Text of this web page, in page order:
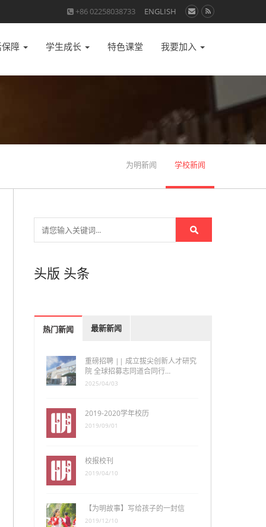
+86 02258038733 ENGLISH
障 学生成长 特色课堂 我要加入
为明新闻 学校新闻
头版 头条
热门新闻 最新新闻
重磅招聘 || 成立拔尖创新人才研究
院 全球招募志同道合同行…
2025/04/03
2019-2020学年校历
2019/09/01
校报校刊
2019/04/10
【为明故事】写给孩子的一封信
2019/12/10